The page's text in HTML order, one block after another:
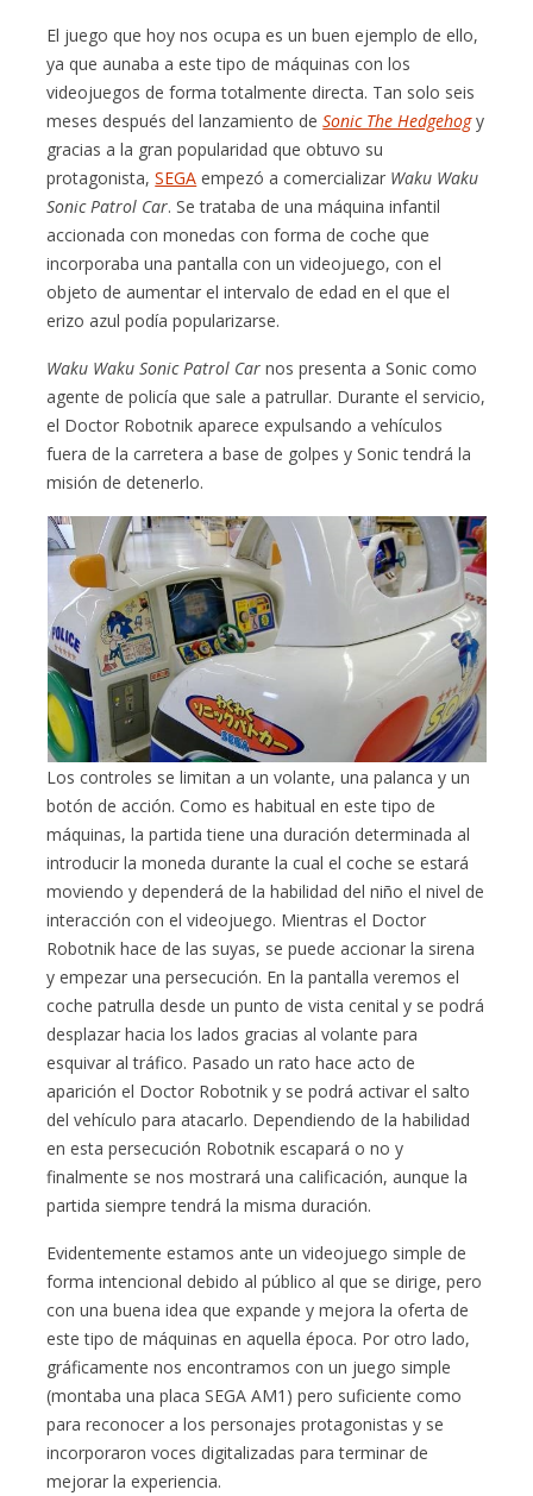
El juego que hoy nos ocupa es un buen ejemplo de ello,
ya que aunaba a este tipo de máquinas con los
videojuegos de forma totalmente directa. Tan solo seis
meses después del lanzamiento deSonic The Hedgehogy
gracias a la gran popularidad que obtuvo su
protagonista,SEGA empezó a comercializar Waku Waku
Sonic Patrol Car. Se trataba de una máquina infantil
accionada con monedas con forma de coche que
incorporaba una pantalla con un videojuego, con el
objeto de aumentar el intervalo de edad en el que el
erizo azul podía popularizarse.
Waku Waku Sonic Patrol Car nos presenta a Sonic como
agente de policía que sale a patrullar. Durante el servicio,
el Doctor Robotnik aparece expulsando a vehículos
fuera de la carretera a base de golpes y Sonic tendrá la
misión de detenerlo.
Los controles se limitan a un volante, una palanca y un
botón de acción. Como es habitual en este tipo de
máquinas, la partida tiene una duración determinada al
introducir la moneda durante la cual el coche se estará
moviendo y dependerá de la habilidad del niño el nivel de
interacción con el videojuego. Mientras el Doctor
Robotnik hace de las suyas, se puede accionar la sirena
y empezar una persecución. En la pantalla veremos el
coche patrulla desde un punto de vista cenital y se podrá
desplazar hacia los lados gracias al volante para
esquivar al tráfico. Pasado un rato hace acto de
aparición el Doctor Robotnik y se podrá activar el salto
del vehículo para atacarlo. Dependiendo de la habilidad
en esta persecución Robotnik escapará o no y
finalmente se nos mostrará una calificación, aunque la
partida siempre tendrá la misma duración.
Evidentemente estamos ante un videojuego simple de
forma intencional debido al público al que se dirige, pero
con una buena idea que expande y mejora la oferta de
este tipo de máquinas en aquella época. Por otro lado,
gráficamente nos encontramos con un juego simple
(montaba una placa SEGA AM1) pero suficiente como
para reconocer a los personajes protagonistas y se
incorporaron voces digitalizadas para terminar de
mejorar la experiencia.